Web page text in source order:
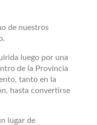
de nuestros
luego por una
de la Provincia
tanto en la
hasta convertirse
lugar de